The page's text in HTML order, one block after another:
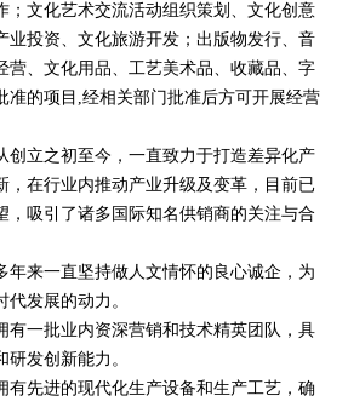
；文化艺术交流活动组织策划、文化创意
业投资、文化旅游开发；出版物发行、音
营、文化用品、工艺美术品、收藏品、字
准的项目,经相关部门批准后方可开展经营
创立之初至今，一直致力于打造差异化产
，在行业内推动产业升级及变革，目前已
，吸引了诸多国际知名供销商的关注与合
年来一直坚持做人文情怀的良心诚企，为
发展的动力。
有一批业内资深营销和技术精英团队，具
发创新能力。
有先进的现代化生产设备和生产工艺，确